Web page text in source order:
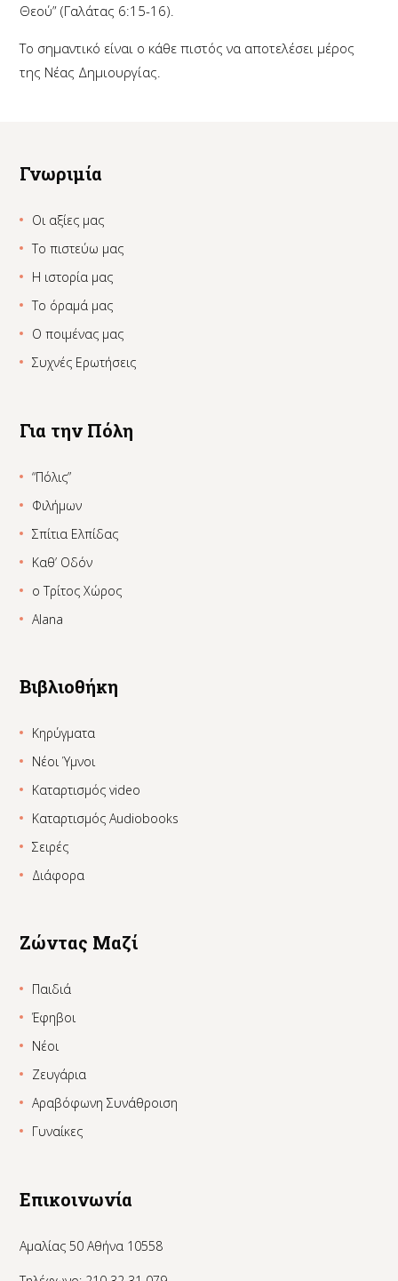
Θεού” (Γαλάτας 6:15-16).
Το σημαντικό είναι ο κάθε πιστός να αποτελέσει μέρος
της Νέας Δημιουργίας.
Γνωριμία
Οι αξίες μας
Το πιστεύω μας
Η ιστορία μας
Το όραμά μας
Ο ποιμένας μας
Συχνές Ερωτήσεις
Για την Πόλη
“Πόλις”
Φιλήμων
Σπίτια Ελπίδας
Καθ’ Οδόν
ο Τρίτος Χώρος
Alana
Βιβλιοθήκη
Κηρύγματα
Νέοι Ύμνοι
Καταρτισμός video
Καταρτισμός Audiobooks
Σειρές
Διάφορα
Ζώντας Μαζί
Παιδιά
Έφηβοι
Νέοι
Ζευγάρια
Αραβόφωνη Συνάθροιση
Γυναίκες
Επικοινωνία
Αμαλίας 50 Αθήνα 10558